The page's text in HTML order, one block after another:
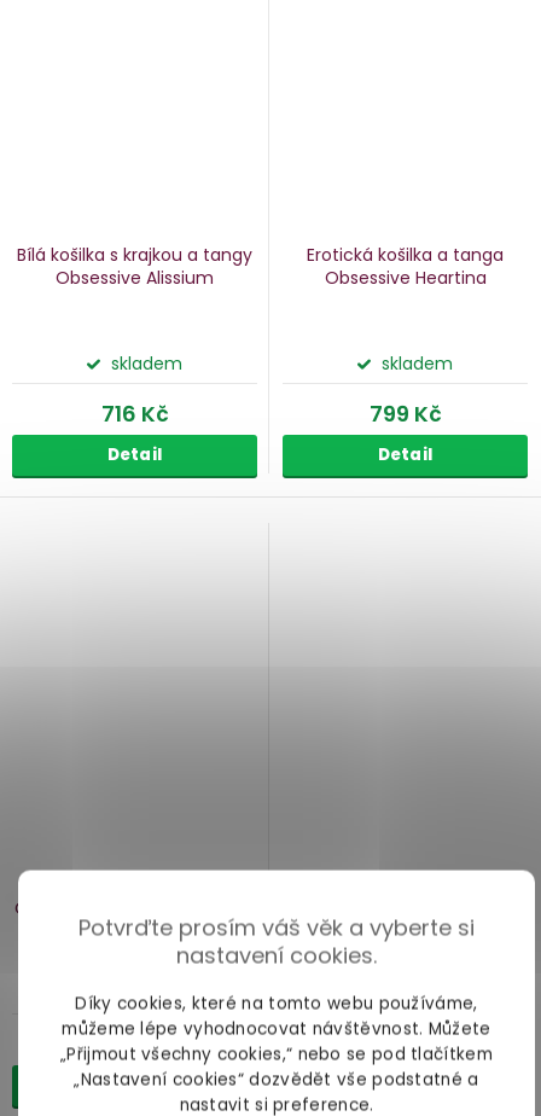
Potvrďte prosím váš věk a vyberte si
nastavení cookies.
Díky cookies, které na tomto webu používáme,
můžeme lépe vyhodnocovat návštěvnost. Můžete
„Přijmout všechny cookies,“ nebo se pod tlačítkem
„Nastavení cookies“ dozvědět vše podstatné a
nastavit si preference.
Bílá košilka s krajkou a tangy
Obsessive Alissium
skladem
716 Kč
Detail
Erotická košilka a tanga
Obsessive Heartina
skladem
799 Kč
Detail
Obsessive Secred + kalhotky
(tanga)
dostupnost neznámá
829 Kč
Detail